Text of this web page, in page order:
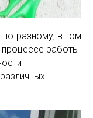
разному, в том
работы